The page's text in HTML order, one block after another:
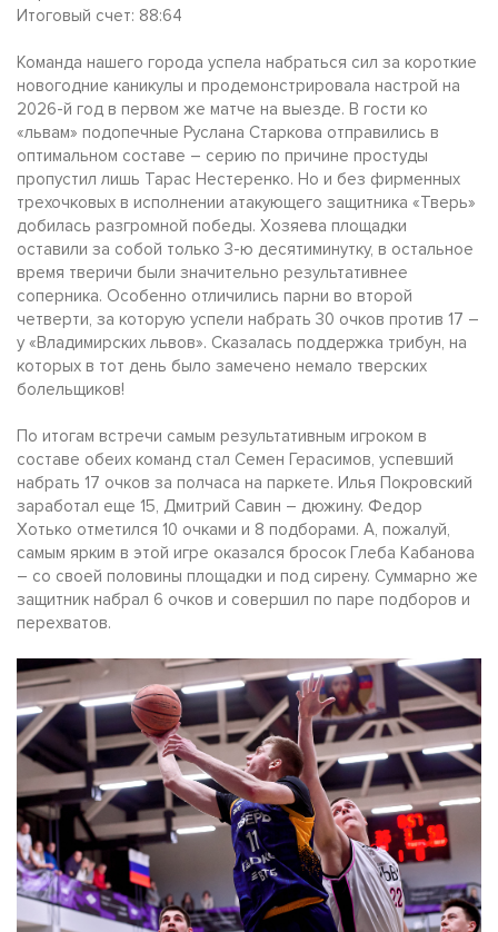
Итоговый счет: 88:64
Команда нашего города успела набраться сил за короткие
новогодние каникулы и продемонстрировала настрой на
2026-й год в первом же матче на выезде. В гости ко
«львам» подопечные Руслана Старкова отправились в
оптимальном составе – серию по причине простуды
пропустил лишь Тарас Нестеренко. Но и без фирменных
трехочковых в исполнении атакующего защитника «Тверь»
добилась разгромной победы. Хозяева площадки
оставили за собой только 3-ю десятиминутку, в остальное
время тверичи были значительно результативнее
соперника. Особенно отличились парни во второй
четверти, за которую успели набрать 30 очков против 17 –
у «Владимирских львов». Сказалась поддержка трибун, на
которых в тот день было замечено немало тверских
болельщиков!
По итогам встречи самым результативным игроком в
составе обеих команд стал Семен Герасимов, успевший
набрать 17 очков за полчаса на паркете. Илья Покровский
заработал еще 15, Дмитрий Савин – дюжину. Федор
Хотько отметился 10 очками и 8 подборами. А, пожалуй,
самым ярким в этой игре оказался бросок Глеба Кабанова
– со своей половины площадки и под сирену. Суммарно же
защитник набрал 6 очков и совершил по паре подборов и
перехватов.